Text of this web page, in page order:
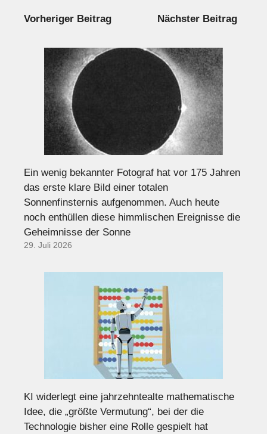
Vorheriger Beitrag Nächster Beitrag
Ein wenig bekannter Fotograf hat vor 175 Jahren
das erste klare Bild einer totalen
Sonnenfinsternis aufgenommen. Auch heute
noch enthüllen diese himmlischen Ereignisse die
Geheimnisse der Sonne
29. Juli 2026
KI widerlegt eine jahrzehntealte mathematische
Idee, die „größte Vermutung“, bei der die
Technologie bisher eine Rolle gespielt hat